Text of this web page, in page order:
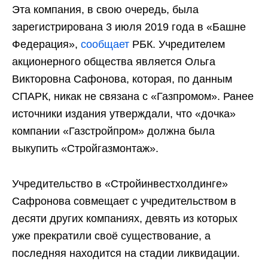
Эта компания, в свою очередь, была
зарегистрирована 3 июля 2019 года в «Башне
Федерация», сообщает РБК. Учредителем
акционерного общества является Ольга
Викторовна Сафонова, которая, по данным
СПАРК, никак не связана с «Газпромом». Ранее
источники издания утверждали, что «дочка»
компании «Газстройпром» должна была
выкупить «Стройгазмонтаж».
Учредительство в «Стройинвестхолдинге»
Сафронова совмещает с учредительством в
десяти других компаниях, девять из которых
уже прекратили своё существование, а
последняя находится на стадии ликвидации.